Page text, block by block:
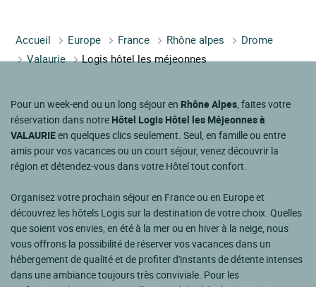
Accueil Europe France Rhône alpes
Drome
Valaurie
Logis hôtel les méjeonnes
Pour un week-end ou un long séjour en Rhône Alpes, faites votre
réservation dans notre Hôtel Logis Hôtel les Méjeonnes à
VALAURIEen quelques clics seulement. Seul, en famille ou entre
amis pour vos vacances ou un court séjour, venez découvrir la
région et détendez-vous dans votre Hôtel tout confort.
Organisez votre prochain séjour en France ou en Europe et
découvrez les hôtels Logis sur la destination de votre choix. Quelles
que soient vos envies, en été à la mer ou en hiver à la neige, nous
vous offrons la possibilité de réserver vos vacances dans un
hébergement de qualité et de profiter d'instants de détente intenses
dans une ambiance toujours très conviviale. Pour les